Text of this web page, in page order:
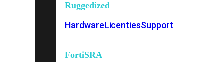
Ruggedized
HardwareLicentiesSupport
FortiSRA